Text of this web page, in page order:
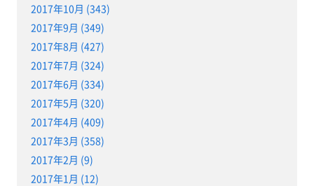
2017年10月 (343)
2017年9月 (349)
2017年8月 (427)
2017年7月 (324)
2017年6月 (334)
2017年5月 (320)
2017年4月 (409)
2017年3月 (358)
2017年2月 (9)
2017年1月 (12)